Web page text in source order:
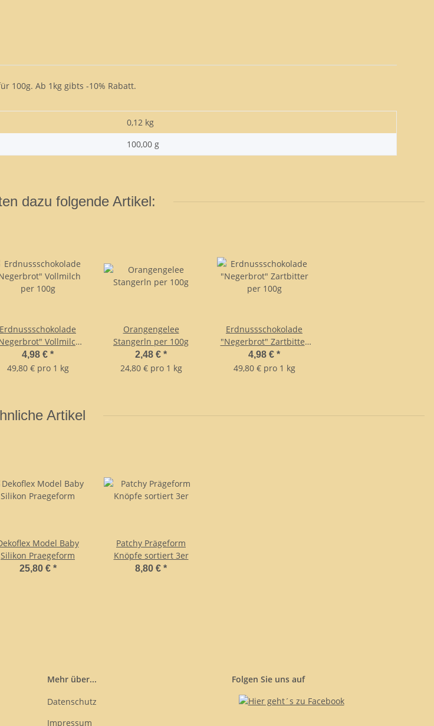
100g. Ab 1kg gibts -10% Rabatt.
0,12 kg
100,00 g
dazu folgende Artikel:
Erdnussschokolade
Vollmilch
per 100g
4,98 € *
49,80 € pro 1 kg
Orangengelee
Stangerln per 100g
2,48 € *
24,80 € pro 1 kg
Erdnussschokolade
"Negerbrot" Zartbitter
per 100g
4,98 € *
49,80 € pro 1 kg
Artikel
Model Baby
Silikon Praegeform
25,80 € *
Patchy Prägeform
Knöpfe sortiert 3er
8,80 € *
Mehr über...
Datenschutz
Impressum
Folgen Sie uns auf